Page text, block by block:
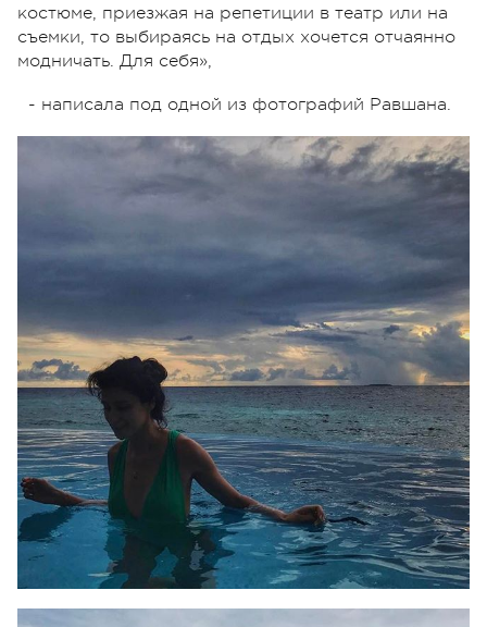
костюме, приезжая на репетиции в театр или на
съемки, то выбираясь на отдых хочется отчаянно
модничать. Для себя»,
- написала под одной из фотографий Равшана.